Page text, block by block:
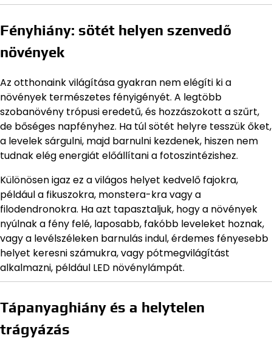
Fényhiány: sötét helyen szenvedő
növények
Az otthonaink világítása gyakran nem elégíti ki a
növények természetes fényigényét. A legtöbb
szobanövény trópusi eredetű, és hozzászokott a szűrt,
de bőséges napfényhez. Ha túl sötét helyre tesszük őket,
a levelek sárgulni, majd barnulni kezdenek, hiszen nem
tudnak elég energiát előállítani a fotoszintézishez.
Különösen igaz ez a világos helyet kedvelő fajokra,
például a fikuszokra, monstera-kra vagy a
filodendronokra. Ha azt tapasztaljuk, hogy a növények
nyúlnak a fény felé, laposabb, fakóbb leveleket hoznak,
vagy a levélszéleken barnulás indul, érdemes fényesebb
helyet keresni számukra, vagy pótmegvilágítást
alkalmazni, például LED növénylámpát.
Tápanyaghiány és a helytelen
trágyázás